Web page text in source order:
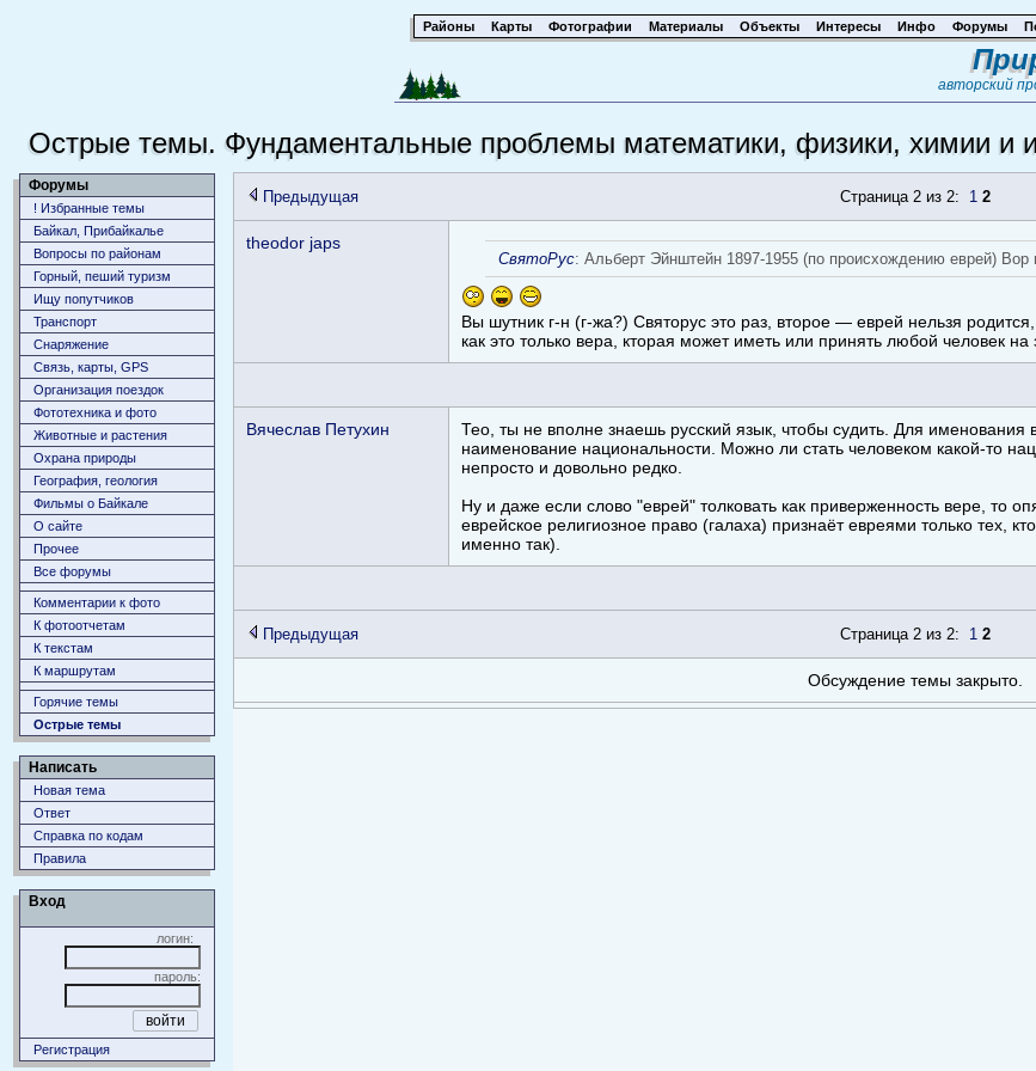
Районы Карты Фотографии Материалы Объекты Интересы Инфо Форумы
авторский
Острые темы. Фундаментальные проблемы математики, физики, химии и
Форумы
! Избранные темы
Байкал, Прибайкалье
Вопросы по районам
Горный, пеший туризм
Ищу попутчиков
Транспорт
Снаряжение
Связь, карты, GPS
Организация поездок
Фототехника и фото
Животныe и растения
Охрана природы
География, геология
Фильмы о Байкале
О сайте
Прочее
Все форумы
Комментарии к фото
К фотоотчетам
К текстам
К маршрутам
Горячие темы
Острые темы
Написать
Новая тема
Ответ
Справка по кодам
Правила
Вход
логин:
пароль:
Регистрация
Предыдущая Страница 2 из 2: 1 2
theodor japs
СвятоРус: Альберт Эйнштейн 1897-1955 (по происхождению еврей) Вор
Вы шутник г-н (г-жа?) Святорус это раз, второе — еврей нельзя
как это только вера, кторая может иметь или принять любой человек на
Вячеслав Петухин
Тео, ты не вполне знаешь русский язык, чтобы судить. Для
наименование национальности. Можно ли стать человеком какой-то
непросто и довольно редко.
Ну и даже если слово "еврей" толковать как приверженность вере, то
еврейское религиозное право (галаха) признаёт евреями только тех,
именно так).
Предыдущая Страница 2 из 2: 1 2
Обсуждение темы закрыто.